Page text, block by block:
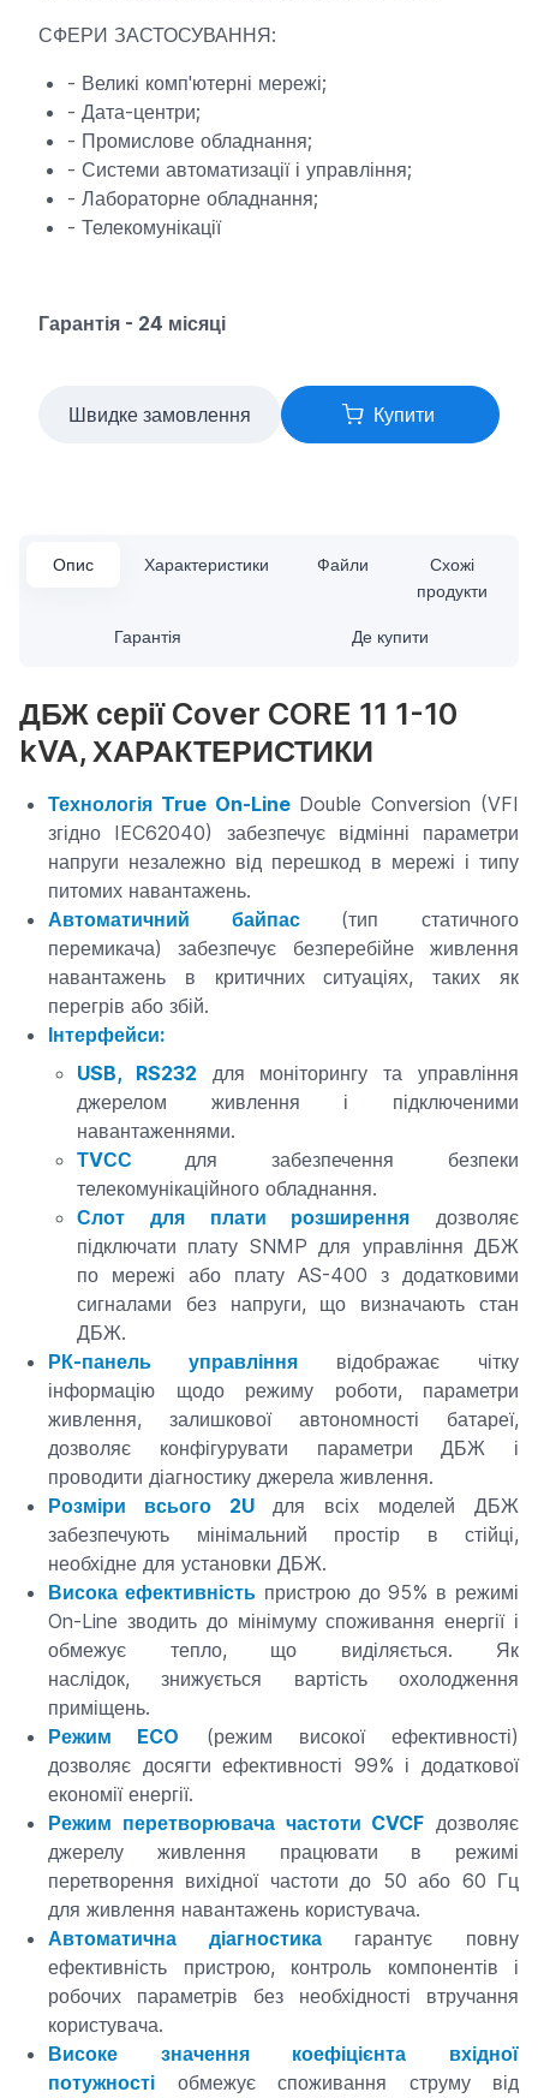
СФЕРИ ЗАСТОСУВАННЯ:
- Великі комп'ютерні мережі;
- Дата-центри;
- Промислове обладнання;
- Системи автоматизації і управління;
- Лабораторне обладнання;
- Телекомунікації
Гарантія - 24 місяці
Швидке замовлення Купити
Опис Характеристики Файли
Схожі
продукти
Гарантія Де купити
ДБЖ серії Cover CORE 11 1-10
kVA, ХАРАКТЕРИСТИКИ
Технологія True On-LineDouble Conversion (VFI
згідно IEC62040) забезпечує відмінні параметри
напруги незалежно від перешкод в мережі і типу
питомих навантажень.
Автоматичний байпас
(тип статичного
перемикача) забезпечує безперебійне живлення
навантажень в критичних ситуаціях, таких як
перегрів або збій.
Інтерфейси:
USB, RS232 для моніторингу та управління
джерелом живлення і підключеними
навантаженнями.
ТVСС
для забезпечення безпеки
телекомунікаційного обладнання.
Слот для плати розширення дозволяє
підключати плату SNMP для управління ДБЖ
по мережі або плату AS-400 з додатковими
сигналами без напруги, що визначають стан
ДБЖ.
РК-панель управління відображає чітку
інформацію щодо режиму роботи, параметри
живлення, залишкової автономності батареї,
дозволяє конфігурувати параметри ДБЖ і
проводити діагностику джерела живлення.
Розміри всього 2U
для всіх моделей ДБЖ
забезпечують мінімальний простір в стійці,
необхідне для установки ДБЖ.
Висока ефективністьпристрою до 95% в режимі
On-Line зводить до мінімуму споживання енергії і
обмежує тепло, що виділяється. Як
наслідок, знижується вартість охолодження
приміщень.
Режим ECO (режим високої ефективності)
дозволяє досягти ефективності 99% і додаткової
економії енергії.
Режим перетворювача частоти CVCF дозволяє
джерелу живлення працювати в режимі
перетворення вихідної частоти до 50 або 60 Гц
для живлення навантажень користувача.
Автоматична діагностикагарантує повну
ефективність пристрою, контроль компонентів і
робочих параметрів без необхідності втручання
користувача.
Високе значення коефіцієнта вхідної
потужності обмежує споживання струму від